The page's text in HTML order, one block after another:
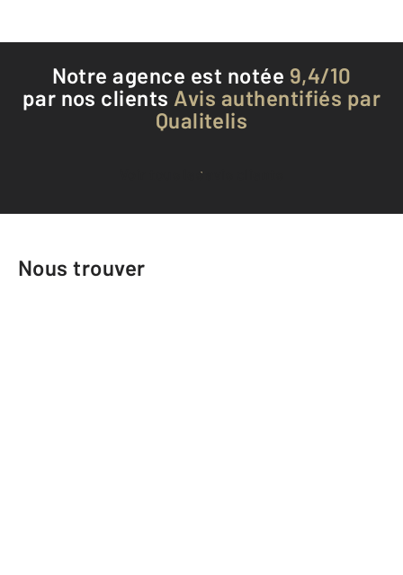
Notre agence est notée 9,4/10
par nos clients Avis authentifiés par
Qualitelis
Voir tous les avis clients
Nous trouver